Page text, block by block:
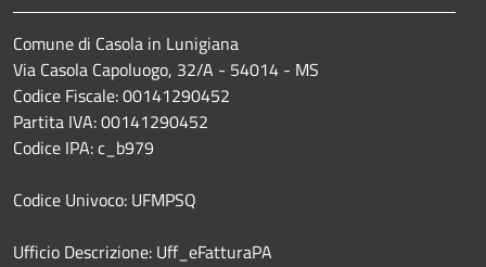
Comune di Casola in Lunigiana
Via Casola Capoluogo, 32/A - 54014 - MS
Codice Fiscale: 00141290452
Partita IVA: 00141290452
Codice IPA: c_b979
Codice Univoco: UFMPSQ
Ufficio Descrizione: Uff_eFatturaPA